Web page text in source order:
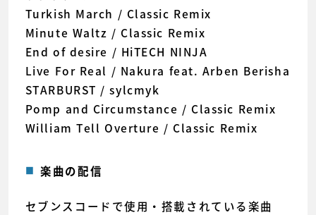
Turkish March / Classic Remix
Minute Waltz / Classic Remix
End of desire / HiTECH NINJA
Live For Real / Nakura feat. Arben Berisha
STARBURST / sylcmyk
Pomp and Circumstance / Classic Remix
William Tell Overture / Classic Remix
楽曲の配信
セブンスコードで使用・搭載されている楽曲